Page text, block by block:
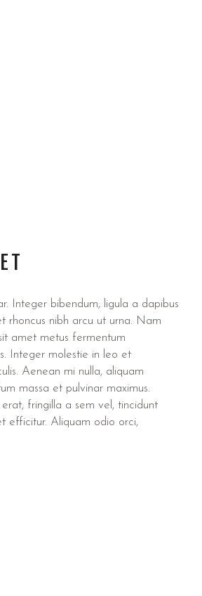
Integer bibendum, ligula a dapibus
rhoncus nibh arcu ut urna. Nam
amet metus fermentum
Integer molestie in leo et
Aenean mi nulla, aliquam
massa et pulvinar maximus.
fringilla a sem vel, tincidunt
efficitur. Aliquam odio orci,